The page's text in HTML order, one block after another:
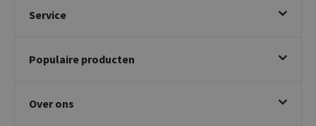
Service
Betalen & annuleren
Klachtafhandeling
Populaire producten
Draaibare eetkamerstoelen
Over ons